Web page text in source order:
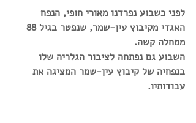
לפני כשבוע נפרדנו מאורי חופי, הנפח
ממחלה קשה.
השבוע גם נפתחה לציבור הגלריה שלו
בנפחיה של קיבוץ עין-שמר המציגה את
עבודותיו.